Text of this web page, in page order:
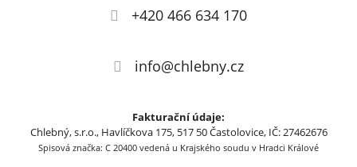
+420 466 634 170
info@chlebny.cz
Fakturační údaje:
Chlebný, s.r.o., Havlíčkova 175, 517 50 Častolovice, IČ: 27462676
Spisová značka: C 20400 vedená u Krajského soudu v Hradci Králové